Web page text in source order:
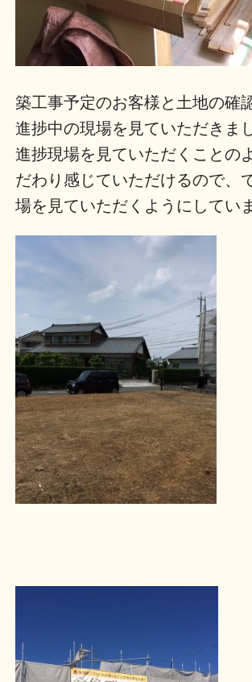
築工事予定のお客様と土地の確
進捗中の現場を見ていただきま
進捗現場を見ていただくことの
だわり感じていただけるので、
場を見ていただくようにしてい